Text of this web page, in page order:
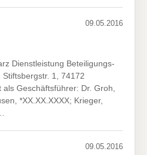
09.05.2016
Dienstleistung Beteiligungs-
1, 74172
Geschäftsführer: Dr. Groh,
*XX.XX.XXXX; Krieger,
09.05.2016